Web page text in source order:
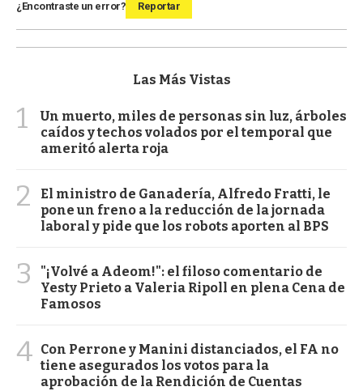
¿Encontraste un error? Reportar
Las Más Vistas
1
Un muerto, miles de personas sin luz, árboles
caídos y techos volados por el temporal que
ameritó alerta roja
2
El ministro de Ganadería, Alfredo Fratti, le
pone un freno a la reducción de la jornada
laboral y pide que los robots aporten al BPS
3
"¡Volvé a Adeom!": el filoso comentario de
Yesty Prieto a Valeria Ripoll en plena Cena de
Famosos
4 Con Perrone y Manini distanciados, el FA no
tiene asegurados los votos para la
aprobación de la Rendición de Cuentas